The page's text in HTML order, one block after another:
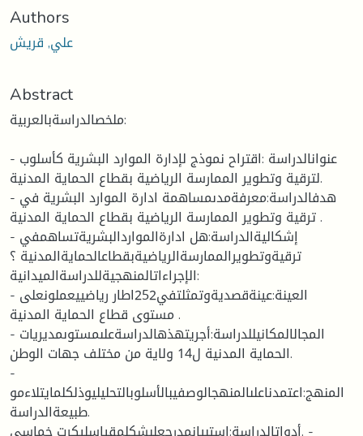
Authors
علي, قريش
Abstract
ملخصالدراسةبالعربية:
- عنوانالدراسة :اقتراح نموذج لإدارة الموارد البشرية كأسلوب
لترقية وتطوير الممارسة الرياضية بقطاع الحماية المدنية.
- هدفالدراسة:معرفةمدىمساهمة ادارة الموارد البشرية في
ترقية وتطوير الممارسة الرياضية بقطاع الحماية المدنية .
- إشكاليةالدراسة:هل ادارةالمواردالبشريةتساهمفي
ترقيةوتطويرالممارسةالرياضيةبقطاعالحمايةالمدنية ؟
الإجراءاتالمنهجيةللدراسةالميدانية:
- العينة:عينةقصديةوتمثلتفي252اطار رياضييعملونعلى
مستوى قطاع الحماية المدنية .
- المجالالمكانيللدراسة:أجريتهذهالدراسةعلىمستوىمديريات
الحماية المدنية ل14 ولاية من مختلف جهات الوطن.
-
المنهج:اعتمدناعلىالمنهجالوصفيبالأسلوبالتحليليوذلكلمايتلاءمو
طبيعةالدراسة.